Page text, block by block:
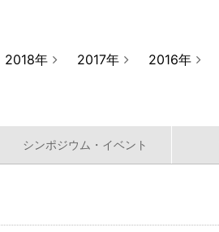
2018年 2017年 2016年
シンポジウム・イベント